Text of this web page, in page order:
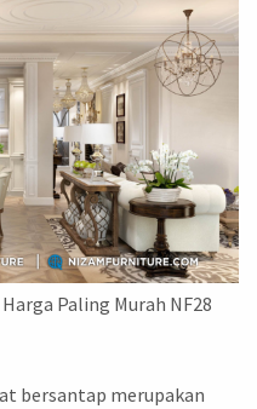
Paling Murah NF28
bersantap merupakan